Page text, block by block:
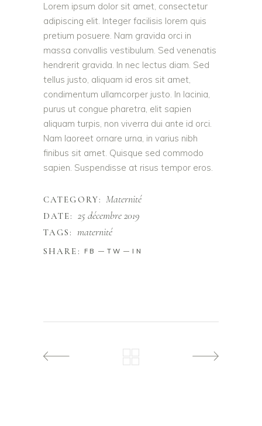
Lorem ipsum dolor sit amet, consectetur
adipiscing elit. Integer facilisis lorem quis
pretium posuere. Nam gravida orci in
massa convallis vestibulum. Sed venenatis
hendrerit gravida. In nec lectus diam. Sed
tellus justo, aliquam id eros sit amet,
condimentum ullamcorper justo. In lacinia,
purus ut congue pharetra, elit sapien
aliquam turpis, non viverra dui ante id orci.
Nam laoreet ornare urna, in varius nibh
finibus sit amet. Quisque sed commodo
sapien. Suspendisse at risus tempor eros.
CATEGORY: Maternité
DATE: 25 décembre 2019
TAGS: maternité
SHARE: FB TW IN